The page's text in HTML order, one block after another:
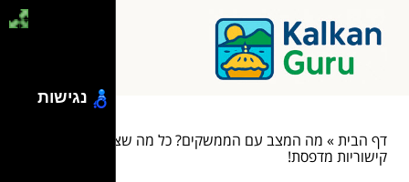
דף הבית» מה המצב עם הממשקים? כל מה שצריך לדעת על
קישוריות מדפסת!
נגישות